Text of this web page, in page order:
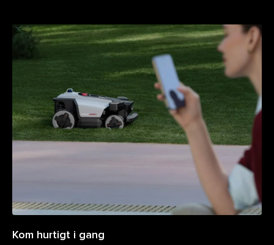
Kom hurtigt i gang